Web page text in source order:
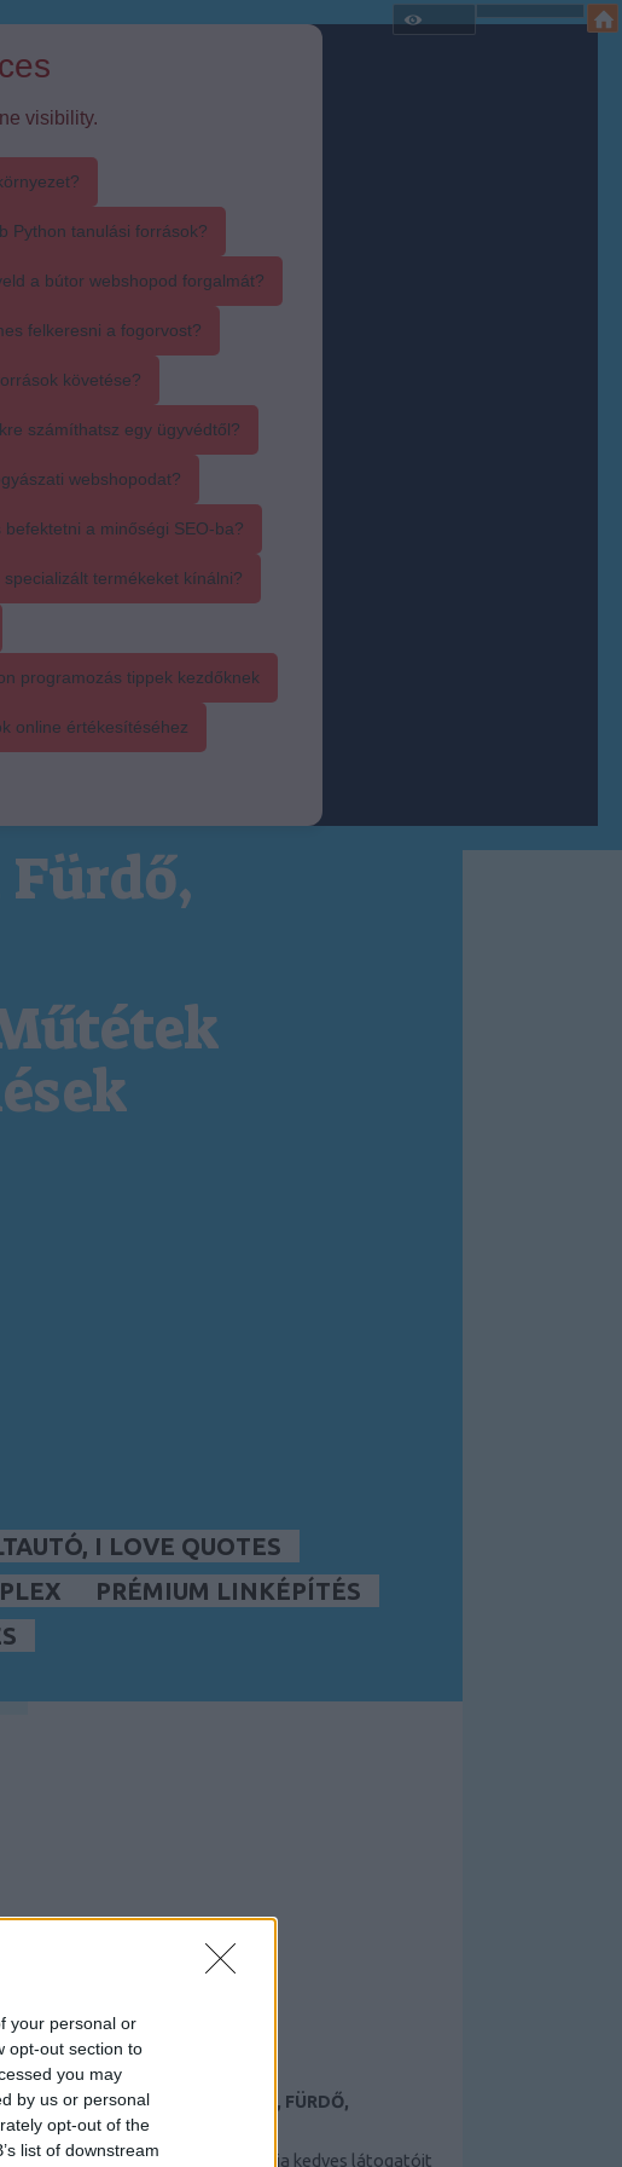
your personal or
opt-out section to
you may
by us or personal
opt-out of the
list of downstream
visibility.
Python tanulási források?
a bútor webshopod forgalmát?
felkeresni a fogorvost?
követése?
számíthatsz egy ügyvédtől?
webshopodat?
befektetni a minőségi SEO-ba?
termékeket kínálni?
programozás tippek kezdőknek
online értékesítéséhez
I LOVE QUOTES
PRÉMIUM LINKÉPÍTÉS
TAMÁSI TERMÁLFÜRDŐ, FÜRDŐ,
ÉLMÉNYFÜRDŐ
A Tamási termálfürdő várja kedves látogatóit